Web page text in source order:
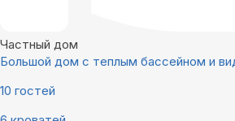
Частный дом
Большой дом с теплым бассейном и
10 гостей